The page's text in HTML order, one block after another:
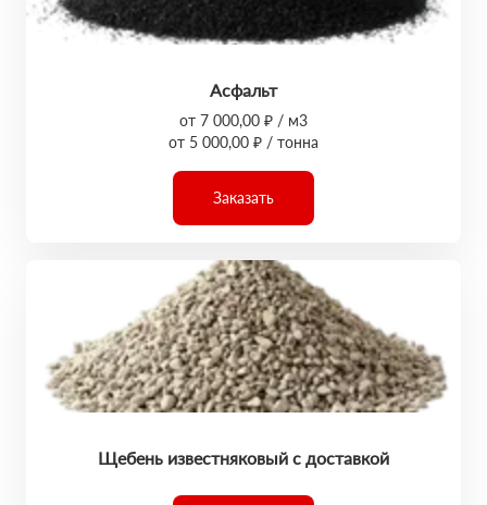
Асфальт
от 7 000,00 ₽ / м3
от 5 000,00 ₽ / тонна
Заказать
Щебень известняковый с доставкой